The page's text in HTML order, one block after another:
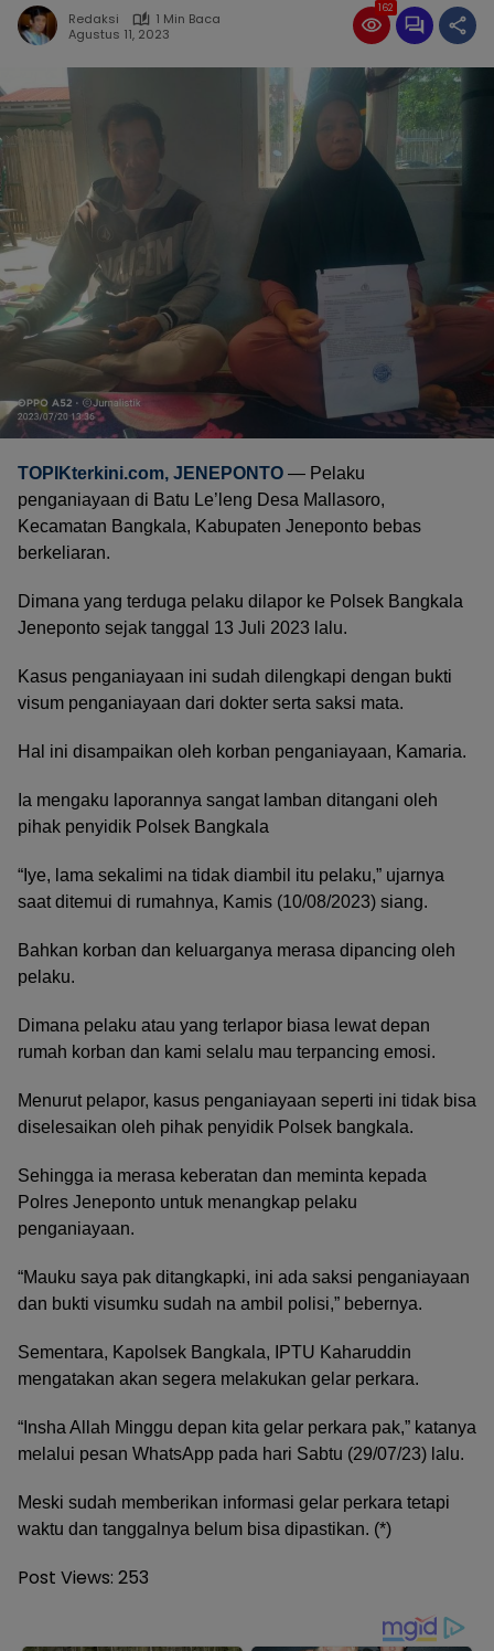
Redaksi
1 Min Baca
Agustus 11, 2023
162
TOPIKterkini.com, JENEPONTO — Pelaku
penganiayaan di Batu Le’leng Desa Mallasoro,
Kecamatan Bangkala, Kabupaten Jeneponto bebas
berkeliaran.
Dimana yang terduga pelaku dilapor ke Polsek Bangkala
Jeneponto sejak tanggal 13 Juli 2023 lalu.
Kasus penganiayaan ini sudah dilengkapi dengan bukti
visum penganiayaan dari dokter serta saksi mata.
Hal ini disampaikan oleh korban penganiayaan, Kamaria.
Ia mengaku laporannya sangat lamban ditangani oleh
pihak penyidik Polsek Bangkala
“Iye, lama sekalimi na tidak diambil itu pelaku,” ujarnya
saat ditemui di rumahnya, Kamis (10/08/2023) siang.
Bahkan korban dan keluarganya merasa dipancing oleh
pelaku.
Dimana pelaku atau yang terlapor biasa lewat depan
rumah korban dan kami selalu mau terpancing emosi.
Menurut pelapor, kasus penganiayaan seperti ini tidak bisa
diselesaikan oleh pihak penyidik Polsek bangkala.
Sehingga ia merasa keberatan dan meminta kepada
Polres Jeneponto untuk menangkap pelaku
penganiayaan.
“Mauku saya pak ditangkapki, ini ada saksi penganiayaan
dan bukti visumku sudah na ambil polisi,” bebernya.
Sementara, Kapolsek Bangkala, IPTU Kaharuddin
mengatakan akan segera melakukan gelar perkara.
“Insha Allah Minggu depan kita gelar perkara pak,” katanya
melalui pesan WhatsApp pada hari Sabtu (29/07/23) lalu.
Meski sudah memberikan informasi gelar perkara tetapi
waktu dan tanggalnya belum bisa dipastikan. (*)
Post Views: 253